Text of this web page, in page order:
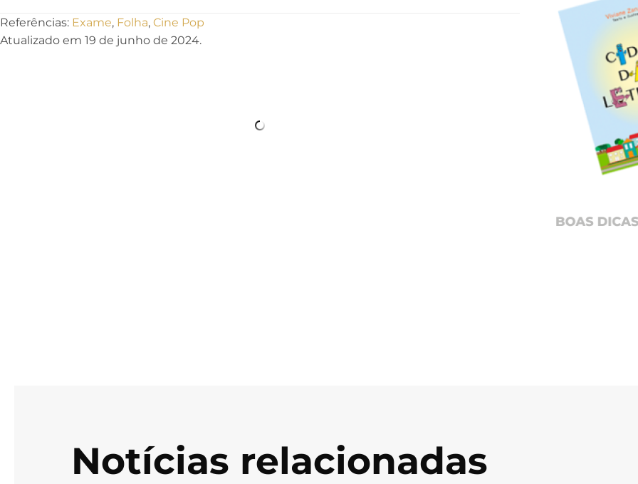
Referências: Exame, Folha, Cine Pop
Atualizado em 19 de junho de 2024.
Notícias relacionadas